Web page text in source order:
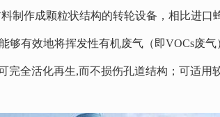
制作成颗粒状结构的转轮设备，相比进口
够有效地将挥发性有机废气（即VOCs废
全活化再生,而不损伤孔道结构；可适用